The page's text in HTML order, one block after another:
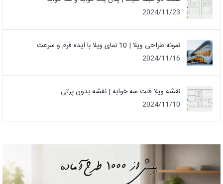
2024/11/23
نمونه طراحی ویلا | 10 نمای ویلا با ایده فرم و سرعت
2024/11/16
نقشه ویلا فلت سه خوابه | نقشه بدون پرتی
2024/11/10